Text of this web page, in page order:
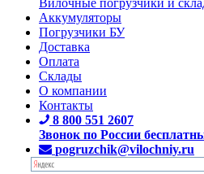
Аккумуляторы
Погрузчики БУ
Доставка
Оплата
Склады
О компании
Контакты
8 800 551 2607
Звонок по России
pogruzchik@vilochniy.ru